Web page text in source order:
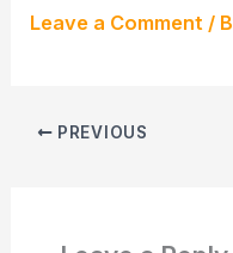
Leave a Comment /
PREVIOUS